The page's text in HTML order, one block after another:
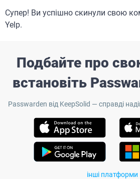
Супер! Ви успішно скинули свою
Yelp.
Подбайте про
встановіть
Passwarden від KeepSolid — справді
інші платформи